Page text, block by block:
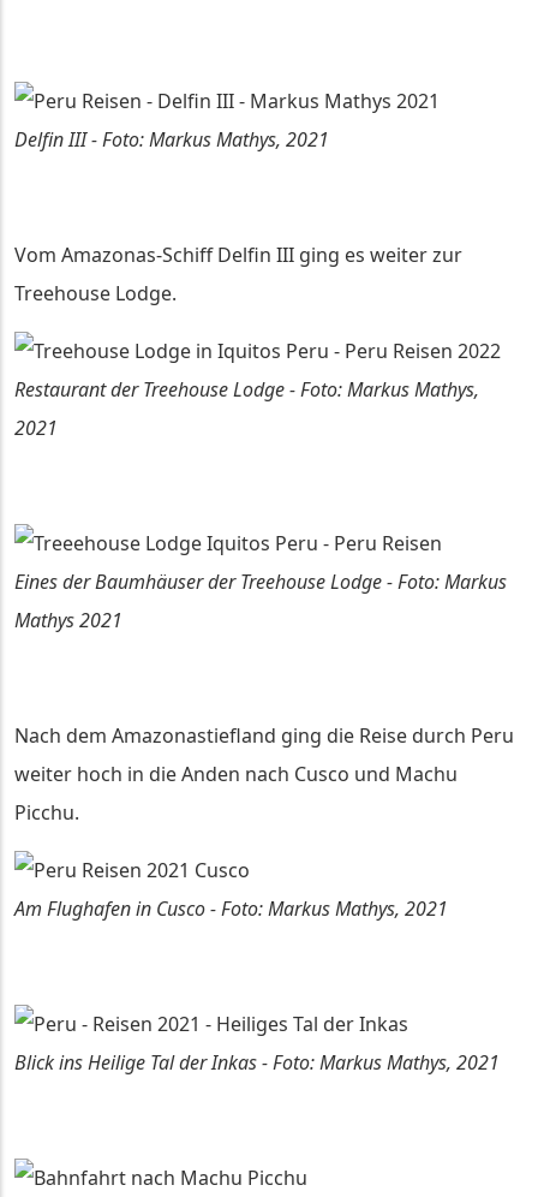
Delfin III - Foto: Markus Mathys, 2021
Vom Amazonas-Schiff Delfin III ging es weiter zur
Treehouse Lodge.
Restaurant der Treehouse Lodge - Foto: Markus Mathys,
2021
Eines der Baumhäuser der Treehouse Lodge - Foto: Markus
Mathys 2021
Nach dem Amazonastiefland ging die Reise durch Peru
weiter hoch in die Anden nach Cusco und Machu
Picchu.
Am Flughafen in Cusco - Foto: Markus Mathys, 2021
Blick ins Heilige Tal der Inkas - Foto: Markus Mathys, 2021